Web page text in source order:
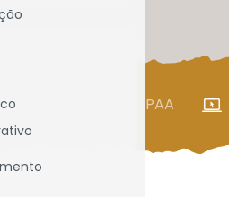
PAA